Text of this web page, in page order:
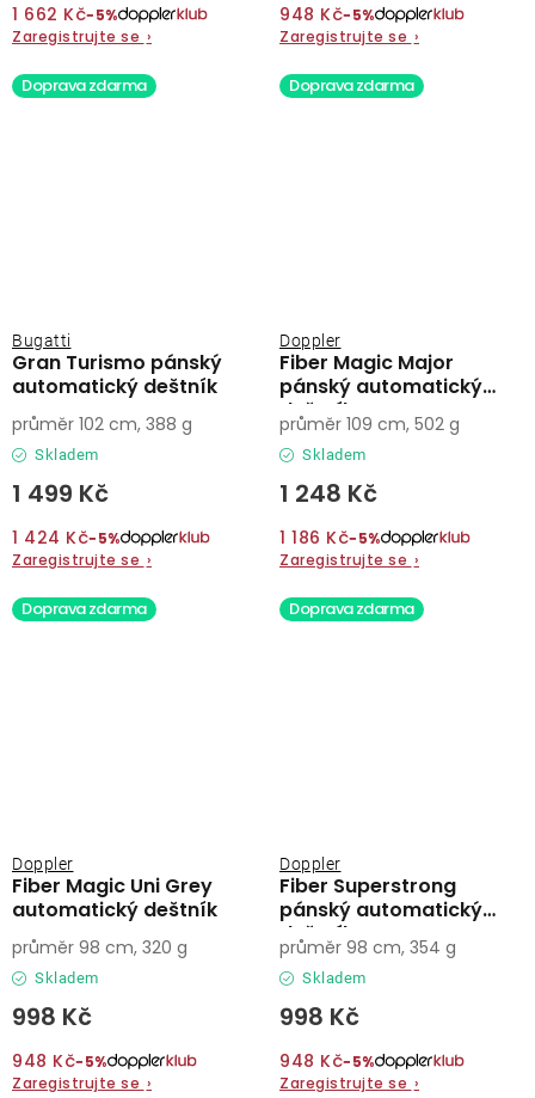
1 662 Kč−5%
Zaregistrujte se ›
948 Kč−5%
Zaregistrujte se ›
Doprava zdarma
Gran Turismo pánský
automatický deštník
Bugatti
Skladem
1 499 Kč
1 424 Kč−5%
Zaregistrujte se ›
průměr 102 cm, 388 g
Doprava zdarma
Fiber Magic Major
pánský automatický
deštník
Doppler
Skladem
1 248 Kč
1 186 Kč−5%
Zaregistrujte se ›
průměr 109 cm, 502 g
Doprava zdarma
Fiber Magic Uni Grey
automatický deštník
Doppler
Skladem
998 Kč
948 Kč−5%
Zaregistrujte se ›
průměr 98 cm, 320 g
Doprava zdarma
Fiber Superstrong
pánský automatický
deštník
Doppler
Skladem
998 Kč
948 Kč−5%
Zaregistrujte se ›
průměr 98 cm, 354 g